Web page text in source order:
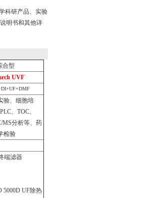
科研产品、实验
明书和其他详
合型
UVF
验、细胞培
、TOC、
MS分析等、药
检验
端滤器
5000D UF除热